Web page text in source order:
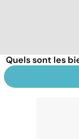
Quels sont les